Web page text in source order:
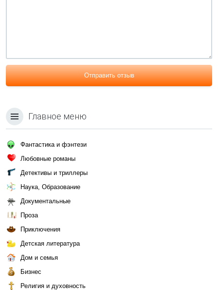
Отправить отзыв
Главное меню
Фантастика и фэнтези
Любовные романы
Детективы и триллеры
Наука, Образование
Документальные
Проза
Приключения
Детская литература
Дом и семья
Бизнес
Религия и духовность